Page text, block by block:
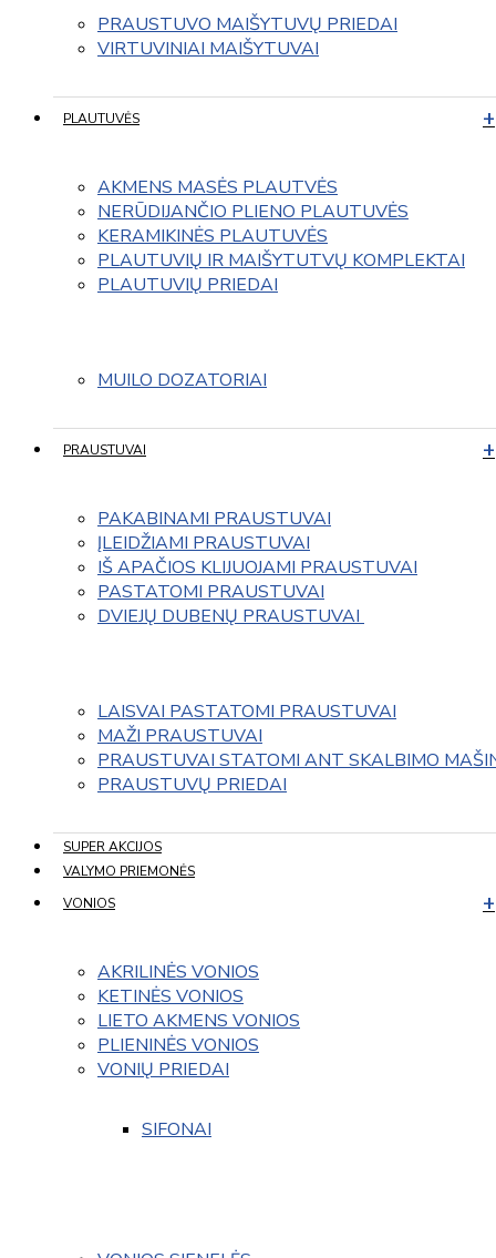
PRAUSTUVO MAIŠYTUVŲ PRIEDAI
VIRTUVINIAI MAIŠYTUVAI
PLAUTUVĖS
AKMENS MASĖS PLAUTVĖS
NERŪDIJANČIO PLIENO PLAUTUVĖS
KERAMIKINĖS PLAUTUVĖS
PLAUTUVIŲ IR MAIŠYTUTVŲ KOMPLEKTAI
PLAUTUVIŲ PRIEDAI
MUILO DOZATORIAI
PRAUSTUVAI
PAKABINAMI PRAUSTUVAI
ĮLEIDŽIAMI PRAUSTUVAI
IŠ APAČIOS KLIJUOJAMI PRAUSTUVAI
PASTATOMI PRAUSTUVAI
DVIEJŲ DUBENŲ PRAUSTUVAI
LAISVAI PASTATOMI PRAUSTUVAI
MAŽI PRAUSTUVAI
PRAUSTUVAI STATOMI ANT SKALBIMO
PRAUSTUVŲ PRIEDAI
SUPER AKCIJOS
VALYMO PRIEMONĖS
VONIOS
AKRILINĖS VONIOS
KETINĖS VONIOS
LIETO AKMENS VONIOS
PLIENINĖS VONIOS
VONIŲ PRIEDAI
SIFONAI